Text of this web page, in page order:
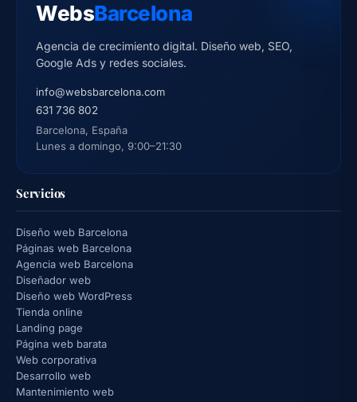
WebsBarcelona
Agencia de crecimiento digital. Diseño web, SEO,
Google Ads y redes sociales.
info@websbarcelona.com
631 736 802
Barcelona, España
Lunes a domingo, 9:00–21:30
Servicios
Diseño web Barcelona
Páginas web Barcelona
Agencia web Barcelona
Diseñador web
Diseño web WordPress
Tienda online
Landing page
Página web barata
Web corporativa
Desarrollo web
Mantenimiento web